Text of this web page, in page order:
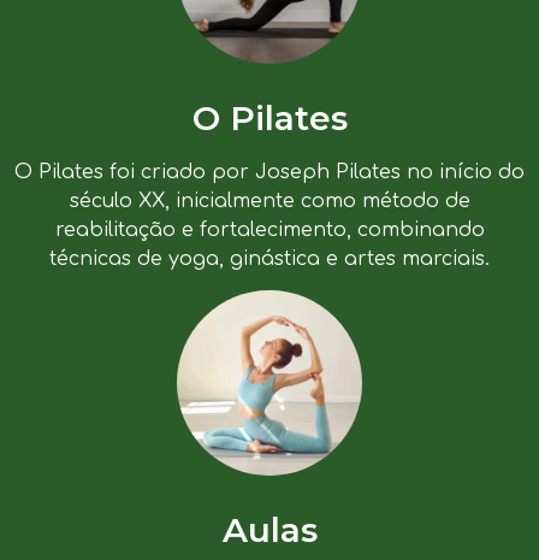
O Pilates
O Pilates foi criado por Joseph Pilates no início do
século XX, inicialmente como método de
reabilitação e fortalecimento, combinando
técnicas de yoga, ginástica e artes marciais.
Aulas